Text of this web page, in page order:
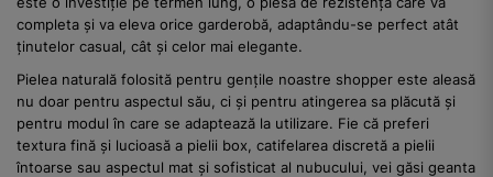
completa și va eleva orice garderobă, adaptându-se perfect atât
ținutelor casual, cât și celor mai elegante.
Pielea naturală folosită pentru gențile noastre shopper este aleasă
nu doar pentru aspectul său, ci și pentru atingerea sa plăcută și
pentru modul în care se adaptează la utilizare. Fie că preferi
textura fină și lucioasă a pielii box, catifelarea discretă a pielii
întoarse sau aspectul mat și sofisticat al nubucului, vei găsi geanta